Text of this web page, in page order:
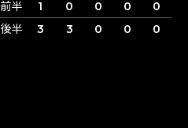
前半 1 0 0 0
0
後半 3 3 0 0 0